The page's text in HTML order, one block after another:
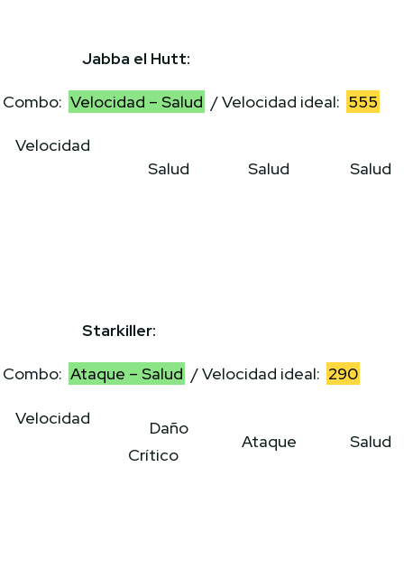
Jabba el Hutt:
Combo: Velocidad – Salud / Velocidad ideal: 555
Velocidad
Salud
Salud Salud
Starkiller:
Combo: Ataque – Salud / Velocidad ideal: 290
Velocidad
Daño
Crítico
Ataque Salud